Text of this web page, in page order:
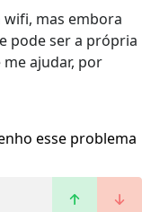
wifi, mas embora
pode ser a própria
ajudar, por
esse problema